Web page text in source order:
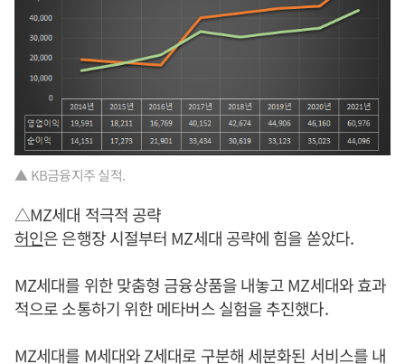
▲ KB금융지주 실적.
△MZ세대 적극적 공략
허인은 은행장 시절부터 MZ세대 공략에 힘을 쏟았다.
MZ세대를 위한 맞춤형 금융상품을 내놓고 MZ세대와 효과
적으로 소통하기 위한 메타버스 실험을 추진했다.
MZ세대를 M세대와 Z세대로 구분해 세분화된 서비스를 내